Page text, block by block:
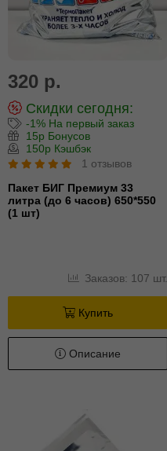
320 р.
Скидки сегодня:
-1% На первый заказ
15р Бонусов
150р Кэшбэк
1 отзывов
Пакет БИГ Премиум 33
литра (до 6 часов) 650*550
(1 шт)
Заказов: 107 шт.
Купить
Описание